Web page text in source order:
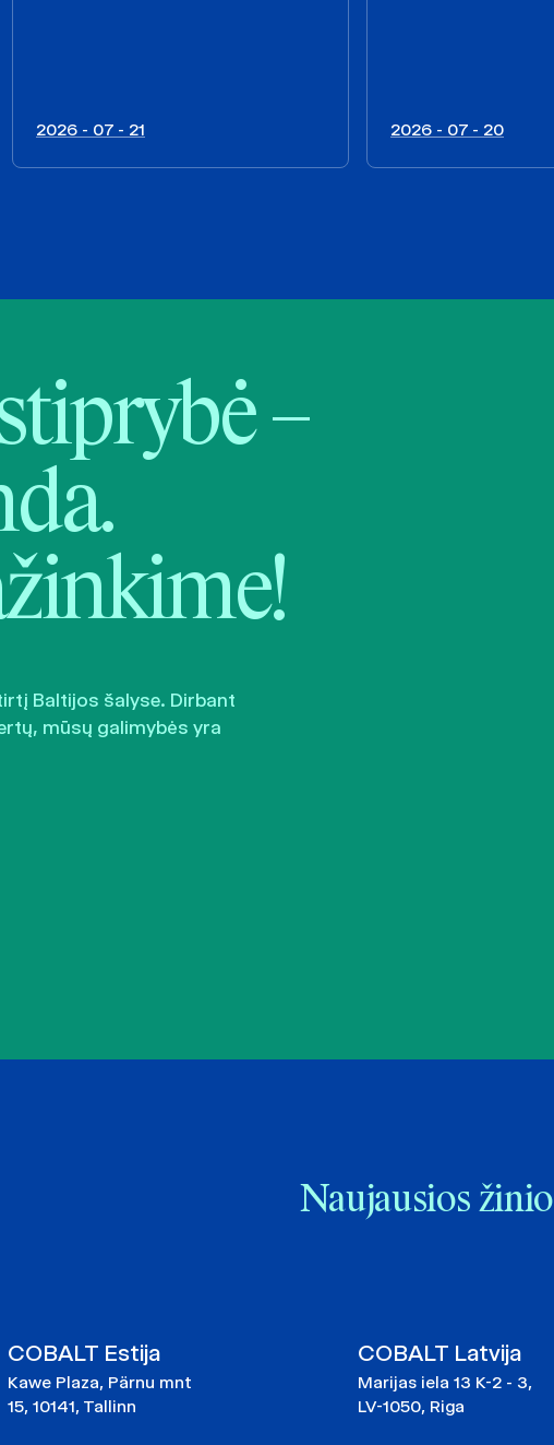
2026 - 07 - 21 2026 - 07 - 20
–
Baltijos šalyse. Dirbant
mūsų galimybės yra
Naujausios
COBALT Estija
Kawe Plaza, Pärnu mnt
15, 10141, Tallinn
COBALT Latvija
Marijas iela 13 K-2 - 3,
LV-1050, Riga